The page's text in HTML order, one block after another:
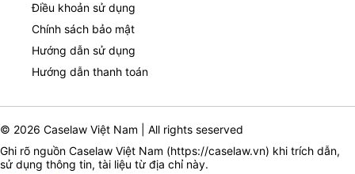
Điều khoản sử dụng
Chính sách bảo mật
Hướng dẫn sử dụng
Hướng dẫn thanh toán
© 2026 Caselaw Việt Nam | All rights seserved
Ghi rõ nguồn Caselaw Việt Nam (https://caselaw.vn) khi trích dẫn,
sử dụng thông tin, tài liệu từ địa chỉ này.